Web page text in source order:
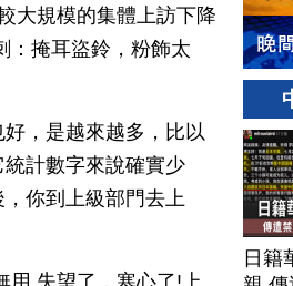
大規模的集體上訪下降
：掩耳盜鈴，粉飾太
，是越來越多，比以
計數字來說確實少
你到上級部門去上
日籍